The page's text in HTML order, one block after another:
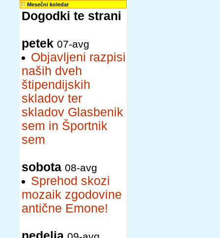
Mesečni koledar
Dogodki te strani
petek 07-avg
Objavljeni razpisi
naših dveh
štipendijskih
skladov ter
skladov Glasbenik
sem in Športnik
sem
sobota 08-avg
Sprehod skozi
mozaik zgodovine
antične Emone!